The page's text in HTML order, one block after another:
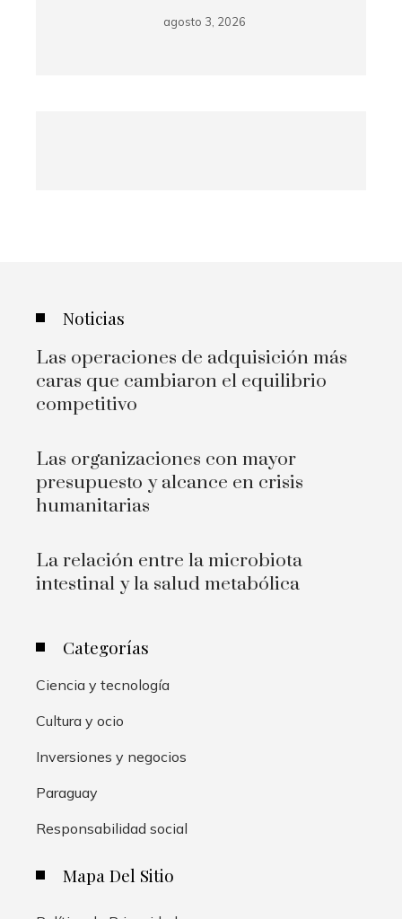
agosto 3, 2026
Noticias
Las operaciones de adquisición más
caras que cambiaron el equilibrio
competitivo
Las organizaciones con mayor
presupuesto y alcance en crisis
humanitarias
La relación entre la microbiota
intestinal y la salud metabólica
Categorías
Ciencia y tecnología
Cultura y ocio
Inversiones y negocios
Paraguay
Responsabilidad social
Mapa Del Sitio